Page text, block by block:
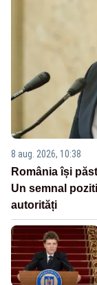
8 aug. 2026, 10:38
România își
Un semnal
autorități